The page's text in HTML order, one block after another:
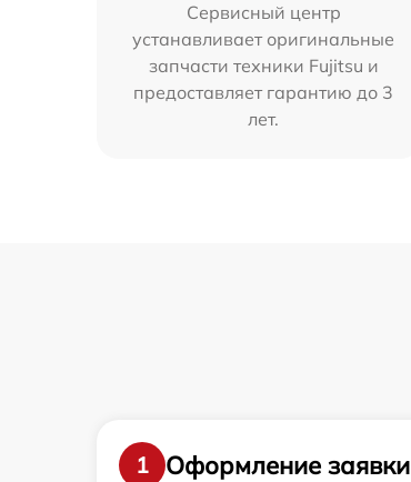
Сервисный центр
устанавливает оригинальные
запчасти техники Fujitsu и
предоставляет гарантию до 3
лет.
1
Оформление заявки